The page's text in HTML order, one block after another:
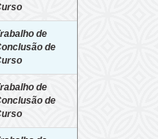
de
de
de
de